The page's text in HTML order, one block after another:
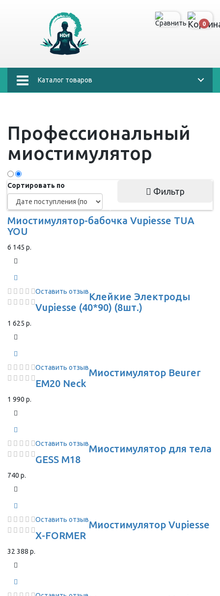
0
Каталог товаров
Профессиональный
миостимулятор
Сортировать по
Фильтр
Миостимулятор-бабочка Vupiesse TUA
YOU
6 145 р.
Оставить отзывКлейкие Электроды
Vupiesse (40*90) (8шт.)
1 625 р.
Оставить отзывМиостимулятор Beurer
EM20 Neck
1 990 р.
Оставить отзывМиостимулятор для тела
GESS M18
740 р.
Оставить отзывМиостимулятор Vupiesse
X-FORMER
32 388 р.